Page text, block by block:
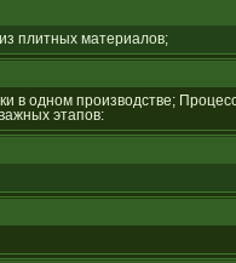
плитных материалов;
в одном производстве;
этапов: